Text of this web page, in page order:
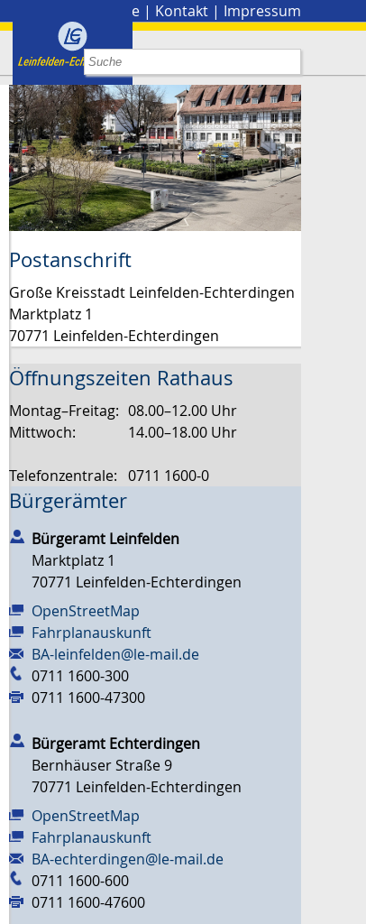
Presse | Kontakt | Impressum
Postanschrift
Große Kreisstadt Leinfelden-Echterdingen
Marktplatz 1
70771 Leinfelden-Echterdingen
Öffnungszeiten Rathaus
Montag–Freitag: 08.00–12.00 Uhr
Mittwoch:
14.00–18.00 Uhr
Telefonzentrale: 0711 1600-0
Bürgerämter
Bürgeramt Leinfelden
Marktplatz 1
70771 Leinfelden-Echterdingen
OpenStreetMap
Fahrplanauskunft
BA-leinfelden@le-mail.de
0711 1600-300
0711 1600-47300
Bürgeramt Echterdingen
Bernhäuser Straße 9
70771 Leinfelden-Echterdingen
OpenStreetMap
Fahrplanauskunft
BA-echterdingen@le-mail.de
0711 1600-600
0711 1600-47600